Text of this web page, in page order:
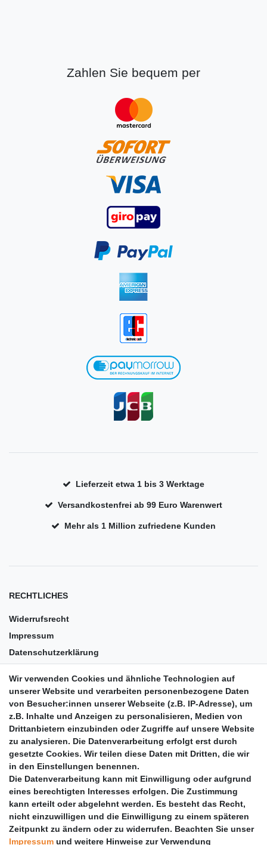
Zahlen Sie bequem per
Lieferzeit etwa 1 bis 3 Werktage
Versandkostenfrei ab 99 Euro Warenwert
Mehr als 1 Million zufriedene Kunden
RECHTLICHES
Widerrufsrecht
Impressum
Datenschutzerklärung
Barrierefreiheit
Anleitungen
Vertrag widerrufen
PARTNER
DHL
GLS
PaketPLUS
Wir verwenden Cookies und ähnliche Technologien auf
unserer Website und verarbeiten personenbezogene Daten
von Besucher:innen unserer Webseite (z.B. IP-Adresse), um
z.B. Inhalte und Anzeigen zu personalisieren, Medien von
Drittanbietern einzubinden oder Zugriffe auf unsere Website
zu analysieren. Die Datenverarbeitung erfolgt erst durch
gesetzte Cookies. Wir teilen diese Daten mit Dritten, die wir
in den Einstellungen benennen.
Die Datenverarbeitung kann mit Einwilligung oder aufgrund
eines berechtigten Interesses erfolgen. Die Zustimmung
kann erteilt oder abgelehnt werden. Es besteht das Recht,
nicht einzuwilligen und die Einwilligung zu einem späteren
Zeitpunkt zu ändern oder zu widerrufen. Beachten Sie unser
Impressum und weitere Hinweise zur Verwendung